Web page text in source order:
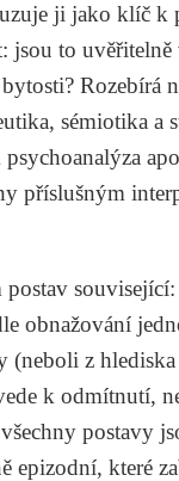
ji jako klíč k
to
Rozebírá
sémiotika a
příslušným
obnažování
z
k odmítnutí,
postavy
které